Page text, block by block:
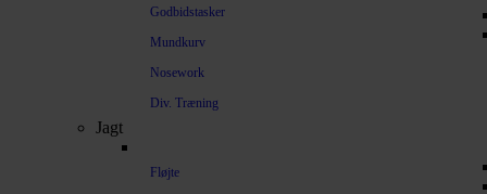
Godbidstasker
Mundkurv
Nosework
Div. Træning
Jagt
Fløjte